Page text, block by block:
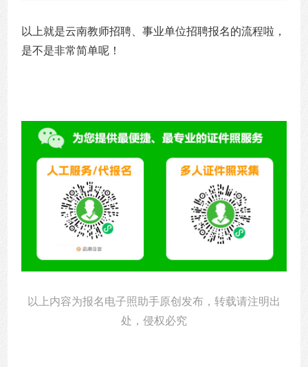
以上就是云南教师招聘、事业单位招聘报名的流程啦，
是不是非常简单呢！
以上内容为报名电子照助手原创发布，转载请注明出
处，侵权必究